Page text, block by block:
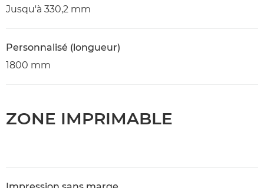
Jusqu'à 330,2 mm
Personnalisé (longueur)
1800 mm
ZONE IMPRIMABLE